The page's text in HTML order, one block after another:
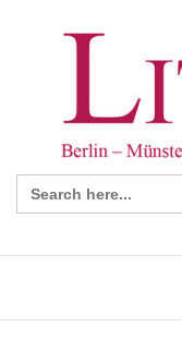
Search
for: